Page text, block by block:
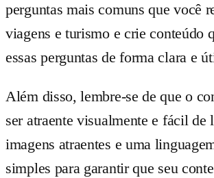
perguntas mais comuns que você
viagens e turismo e crie conteúdo
essas perguntas de forma clara e
Além disso, lembre-se de que o
ser atraente visualmente e fácil de
imagens atraentes e uma
simples para garantir que seu